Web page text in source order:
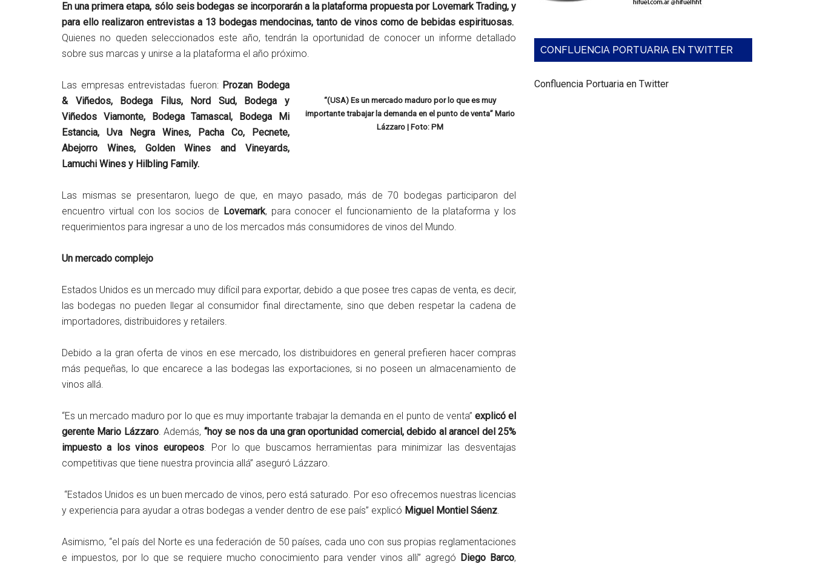
En una primera etapa, sólo seis bodegas se incorporarán a la plataforma propuesta por Lovemark Trading, y
para ello realizaron entrevistas a 13 bodegas mendocinas, tanto de vinos como de bebidas espirituosas.
Quienes no queden seleccionados este año, tendrán la oportunidad de conocer un informe detallado
sobre sus marcas y unirse a la plataforma el año próximo.
“(USA) Es un mercado maduro por lo que es muy
importante trabajar la demanda en el punto de venta” Mario
Lázzaro | Foto: PM
Las empresas entrevistadas fueron: Prozan Bodega
& Viñedos, Bodega Filus, Nord Sud, Bodega y
Viñedos Viamonte, Bodega Tamascal, Bodega Mi
Estancia, Uva Negra Wines, Pacha Co, Pecnete,
Abejorro Wines, Golden Wines and Vineyards,
Lamuchi Wines y Hilbling Family.
Las mismas se presentaron, luego de que, en mayo pasado, más de 70 bodegas participaron del
encuentro virtual con los socios de Lovemark, para conocer el funcionamiento de la plataforma y los
requerimientos para ingresar a uno de los mercados más consumidores de vinos del Mundo.
Un mercado complejo
Estados Unidos es un mercado muy difícil para exportar, debido a que posee tres capas de venta, es decir,
las bodegas no pueden llegar al consumidor final directamente, sino que deben respetar la cadena de
importadores, distribuidores y retailers.
Debido a la gran oferta de vinos en ese mercado, los distribuidores en general prefieren hacer compras
más pequeñas, lo que encarece a las bodegas las exportaciones, si no poseen un almacenamiento de
vinos allá.
“Es un mercado maduro por lo que es muy importante trabajar la demanda en el punto de venta” explicó el
gerente Mario Lázzaro. Además, “hoy se nos da una gran oportunidad comercial, debido al arancel del 25%
impuesto a los vinos europeos. Por lo que buscamos herramientas para minimizar las desventajas
competitivas que tiene nuestra provincia allá” aseguró Lázzaro.
“Estados Unidos es un buen mercado de vinos, pero está saturado. Por eso ofrecemos nuestras licencias
y experiencia para ayudar a otras bodegas a vender dentro de ese país” explicó Miguel Montiel Sáenz.
Asimismo, “el país del Norte es una federación de 50 países, cada uno con sus propias reglamentaciones
e impuestos, por lo que se requiere mucho conocimiento para vender vinos allí” agregó Diego Barco,
CONFLUENCIA PORTUARIA EN TWITTER
Confluencia Portuaria en Twitter